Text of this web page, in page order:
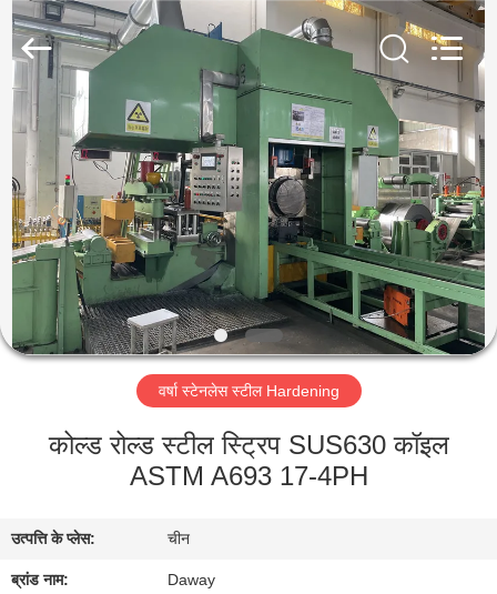
घर
उत्पादों
वीडियो
हमारे
बारे
गुणवत्ता
Guanglu
Special
Steel
Co.,
Ltd.
Rights
वर्षा स्टेनलेस स्टील Hardening
कोल्ड रोल्ड स्टील स्ट्रिप SUS630 कॉइल
ASTM A693 17-4PH
उत्पत्ति के प्लेस: चीन
ब्रांड नाम: Daway